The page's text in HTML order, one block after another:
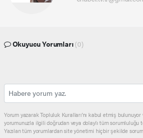
Okuyucu Yorumları (0)
Yorum yazarak Topluluk Kuralları’nı kabul etmiş bulunuyor
yorumunuzla ilgili doğrudan veya dolaylı tüm sorumluluğu
Yazılan tüm yorumlardan site yönetimi hiçbir şekilde